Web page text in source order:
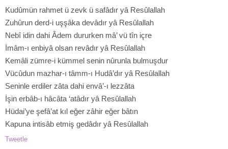
Kudûmün rahmet ü zevk ü safâdır yâ Resûlallah
Zuhûrun derd-i uşşâka devâdır yâ Resûlallah
Nebî idin dahi Âdem dururken mâ’ vü tîn içre
İmâm-ı enbiyâ olsan revâdır yâ Resûlallah
Kemâli zümre-i kümmel senin nûrunla bulmuşdur
Vücûdun mazhar-ı tâmm-ı Hudâ’dır yâ Resûlallah
Seninle erdiler zâta dahi envâ’-ı lezzâta
İşin erbâb-ı hâcâta ‘atâdır yâ Resûlallah
Hüdai’ye şefâ’at kıl eğer zâhir eğer bâtın
Kapuna intisâb etmiş gedâdır yâ Resûlallah
Tweetle